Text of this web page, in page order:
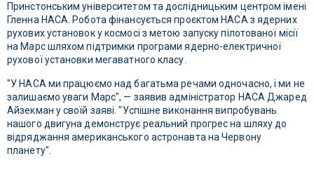
Принстонським університетом та дослідницьким центром імені
Гленна НАСА. Робота фінансується проєктом НАСА з ядерних
рухових установок у космосі з метою запуску пілотованої місії
на Марс шляхом підтримки програми ядерно-електричної
рухової установки мегаватного класу.
"У НАСА ми працюємо над багатьма речами одночасно, і ми не
залишаємо уваги Марс", — заявив адміністратор НАСА Джаред
Айзекман у своїй заяві. "Успішне виконання випробувань
нашого двигуна демонструє реальний прогрес на шляху до
відряджання американського астронавта на Червону
планету".